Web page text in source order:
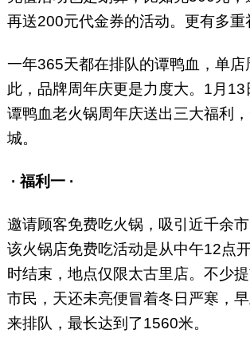
再送200元代金券的活动。更有多重
一年365天都在排队的谭鸭血，单店
此，品牌周年庆更是力度大。1月13
谭鸭血老火锅周年庆送出三大福利
城。
· 福利一 ·
邀请顾客免费吃火锅，吸引近千余市
该火锅店免费吃活动是从中午12点
时结束，地点仅限太古里店。不少
市民，天还未亮便冒着冬日严寒，
来排队，最长达到了1560米。